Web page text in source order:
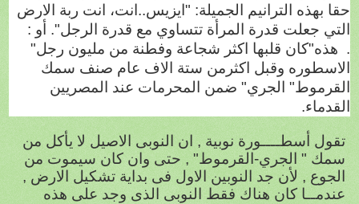
حقا بهذه الترانيم الجميلة: "ايزيس..انت، انت ربة الارض
التي جعلت قدرة المرأة تتساوي مع قدرة الرجل". أو :
"كان قلبها اكثر شجاعة وفطنة من مليون رجل"
. هذه
الاسطوره وقبل اكثرمن ستة الاف عام صنف سمك
القرموط" الجري" ضمن المحرمات عند المصريين
القدماء.
تقول أسطــــورة نوبية , ان النوبى الاصيل لا يأكل من
سمك " الجري-القرموط" , حتى وان كان سيموت من
الجوع , لأن جد النوبين الاول فى بداية تشكيل الارض ,
عندمــا كان هناك فقط النوبى الذى وجد على هذه